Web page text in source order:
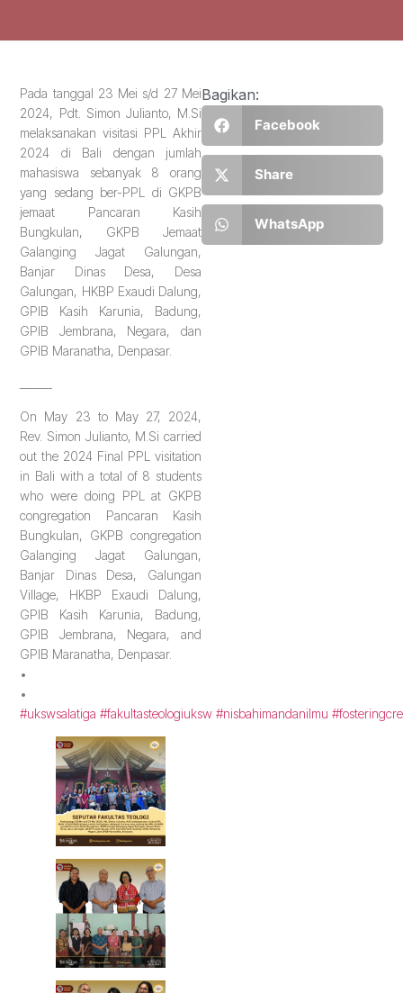
Pada tanggal 23 Mei s/d 27 Mei
2024, Pdt. Simon Julianto, M.Si
melaksanakan visitasi PPL Akhir
2024 di Bali dengan jumlah
mahasiswa sebanyak 8 orang
yang sedang ber-PPL di GKPB
jemaat Pancaran Kasih
Bungkulan, GKPB Jemaat
Galanging Jagat Galungan,
Banjar Dinas Desa, Desa
Galungan, HKBP Exaudi Dalung,
GPIB Kasih Karunia, Badung,
GPIB Jembrana, Negara, dan
GPIB Maranatha, Denpasar.
On May 23 to May 27, 2024,
Rev. Simon Julianto, M.Si carried
out the 2024 Final PPL visitation
in Bali with a total of 8 students
who were doing PPL at GKPB
congregation Pancaran Kasih
Bungkulan, GKPB congregation
Galanging Jagat Galungan,
Banjar Dinas Desa, Galungan
Village, HKBP Exaudi Dalung,
GPIB Kasih Karunia, Badung,
GPIB Jembrana, Negara, and
GPIB Maranatha, Denpasar.
•
•
#ukswsalatiga #fakultasteologiuksw #nisbahimandanilmu
Bagikan:
Facebook
Share
WhatsApp